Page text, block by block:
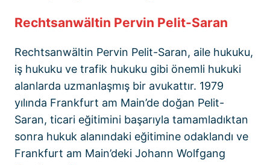
Rechtsanwältin Pervin Pelit-Saran
Rechtsanwältin Pervin Pelit-Saran, aile hukuku,
iş hukuku ve trafik hukuku gibi önemli hukuki
alanlarda uzmanlaşmış bir avukattır. 1979
yılında Frankfurt am Main’de doğan Pelit-
Saran, ticari eğitimini başarıyla tamamladıktan
sonra hukuk alanındaki eğitimine odaklandı ve
Frankfurt am Main’deki Johann Wolfgang